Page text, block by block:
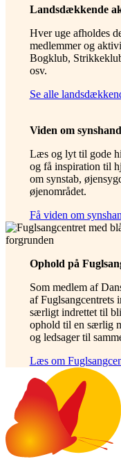
Landsdækkende
Hver uge afholdes
medlemmer og
Bogklub,
osv.
Se alle
Viden om
Læs og lyt til gode
og få inspiration til
om synstab,
øjenområdet.
Få viden om
Ophold på
Som medlem af
af Fuglsangcentrets
særligt indrettet til
ophold til en særlig
og ledsager til
Læs om